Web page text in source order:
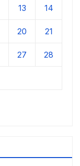
13 14
20 21
27 28